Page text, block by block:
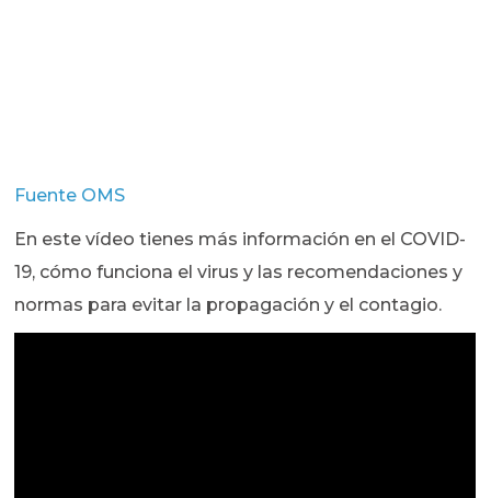
Fuente OMS
En este vídeo tienes más información en el COVID-
19, cómo funciona el virus y las recomendaciones y
normas para evitar la propagación y el contagio.